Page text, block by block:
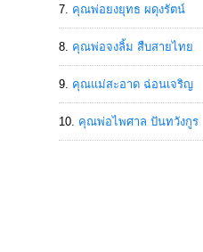
คุณพ่อยงยุทธ ผดุงรัตน์
คุณพ่อจงลิ้ม สืบสายไทย
คุณแม่สะอาด ฉ่อนเจริญ
คุณพ่อไพศาล ปันทวังกูร